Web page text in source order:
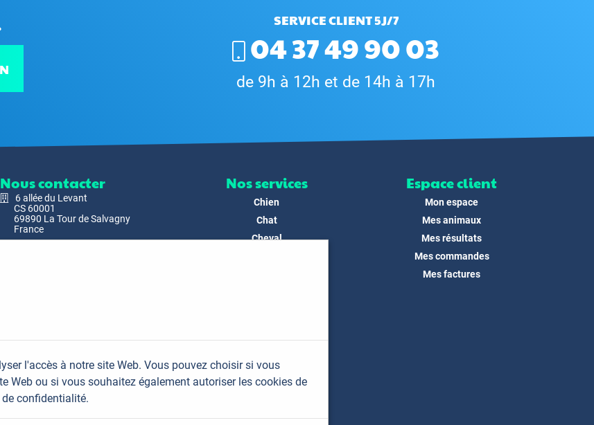
SERVICE CLIENT 5J/7
04 37 49 90 03
de 9h à 12h et de 14h à 17h
Nous contacter
6 allée du Levant
CS 60001
69890 La Tour de Salvagny
France
Nos services
Chien
Chat
Cheval
FAQ
Contact
Espace client
Mon espace
Mes animaux
Mes résultats
Mes commandes
Mes factures
l'accès à notre site Web. Vous pouvez choisir si vous
Web ou si vous souhaitez également autoriser les cookies de
confidentialité.